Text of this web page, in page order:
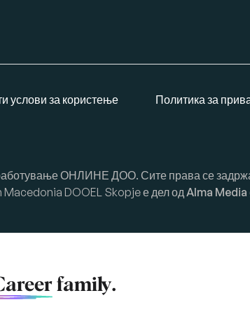
услови за користење Политика за
ОНЛИНЕ ДОО. Сите права се
DOOEL Skopje е дел одAlma Media
family.